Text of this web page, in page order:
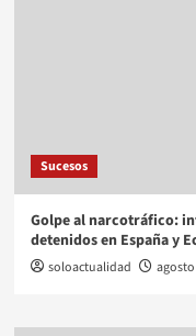
Sucesos
Golpe al narcotráfico:
detenidos en España y
soloactualidad agosto